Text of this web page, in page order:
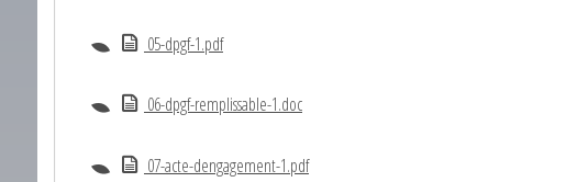
05-dpgf-1.pdf
06-dpgf-remplissable-1.doc
07-acte-dengagement-1.pdf